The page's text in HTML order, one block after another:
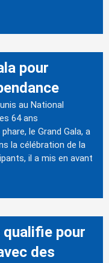
pour
au National
64 ans
le Grand Gala, a
la célébration de la
il a mis en avant
pour
des